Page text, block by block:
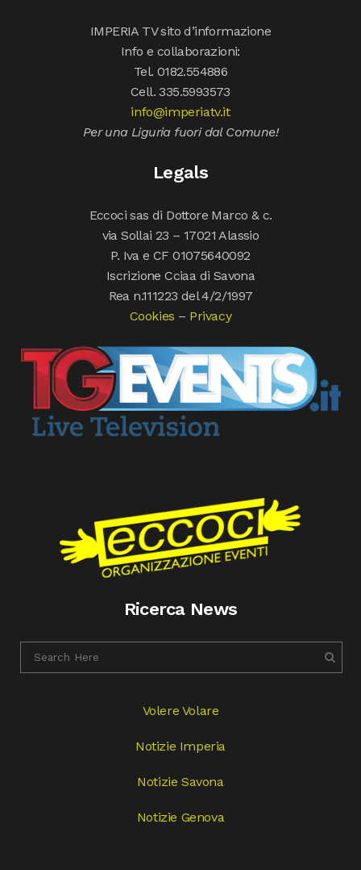
IMPERIA TV sito d’informazione
Info e collaborazioni:
Tel. 0182.554886
Cell. 335.5993573
info@imperiatv.it
Per una Liguria fuori dal Comune!
Legals
Eccoci sas di Dottore Marco & c.
via Sollai 23 – 17021 Alassio
P. Iva e CF 01075640092
Iscrizione Cciaa di Savona
Rea n.111223 del 4/2/1997
Cookies – Privacy
Ricerca News
Volere Volare
Notizie Imperia
Notizie Savona
Notizie Genova